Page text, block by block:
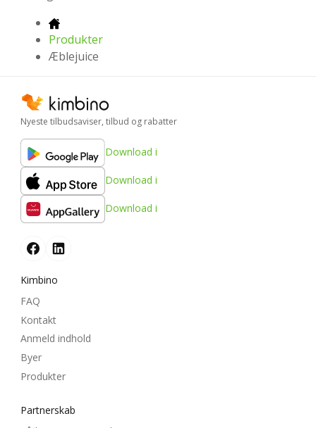
Produkter
Æblejuice
Nyeste tilbudsaviser, tilbud og rabatter
Download i
Download i
Download i
Kimbino
FAQ
Kontakt
Anmeld indhold
Byer
Produkter
Partnerskab